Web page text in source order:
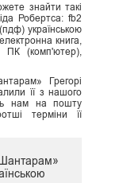
знайти такі
Робертса: fb2
українською
книга,
(комп'ютер),
Грегорі
її з нашого
нам на пошту
терміни її